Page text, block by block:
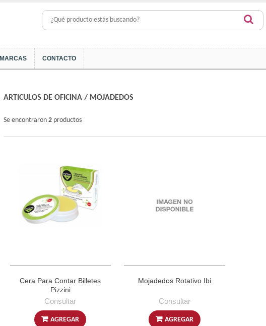
MARCAS CONTACTO
ARTICULOS DE OFICINA/ MOJADEDOS
Se encontraron 2 productos
Cera Para Contar Billetes
Pizzini
Consultar
AGREGAR
Mojadedos Rotativo Ibi
Consultar
AGREGAR